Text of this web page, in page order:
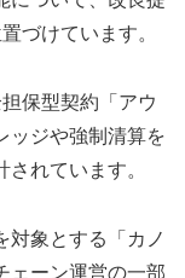
づけています。
保型契約「アウ
ッジや強制清算を
れています。
対象とする「カノ
ェーン運営の一部